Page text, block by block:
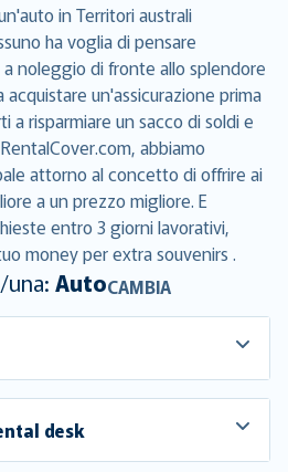
in Territori australi
ha voglia di pensare
noleggio di fronte allo splendore
un'assicurazione prima
a risparmiare un sacco di soldi e
abbiamo
attorno al concetto di offrire ai
a un prezzo migliore. E
entro 3 giorni lavorativi,
money per extra souvenirs .
AutoCAMBIA
desk